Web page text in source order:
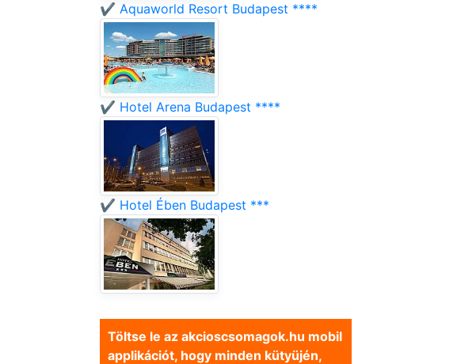
✔️ Aquaworld Resort Budapest ****
✔️ Hotel Arena Budapest ****
✔️ Hotel Ében Budapest ***
Töltse le az akcioscsomagok.hu mobil
applikációt, hogy minden kütyüjén,